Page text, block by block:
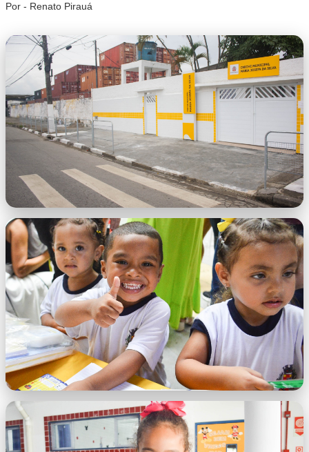
Por - Renato Pirauá
WhatsApp Image 2026-02-19 at
16.33.38.jpeg
WhatsApp Image 2026-02-19 at
16.33.55.jpeg